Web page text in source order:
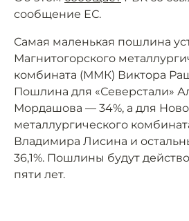
сообщение ЕС.
Самая маленькая пошлина
Магнитогорского
комбината (ММК) Виктора
Пошлина для «Северстали»
Мордашова — 34%, а для
металлургического
Владимира Лисина и
36,1%. Пошлины будут
пяти лет.